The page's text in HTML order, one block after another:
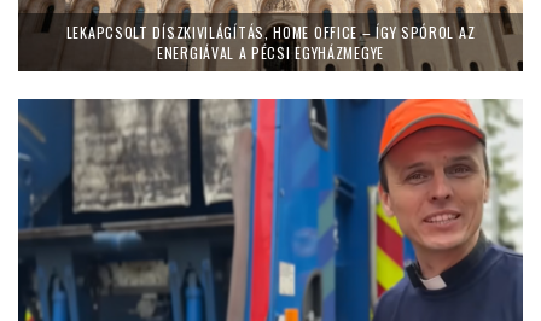
LEKAPCSOLT DÍSZKIVILÁGÍTÁS, HOME OFFICE – ÍGY SPÓROL AZ
ENERGIÁVAL A PÉCSI EGYHÁZMEGYE